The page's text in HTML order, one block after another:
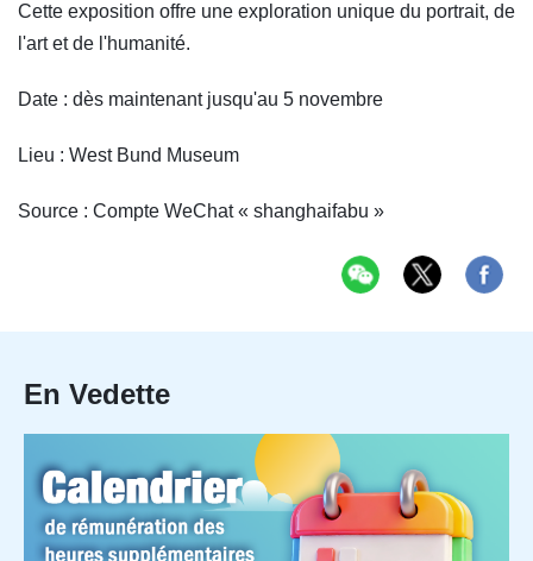
Cette exposition offre une exploration unique du portrait, de
l'art et de l'humanité.
Date : dès maintenant jusqu'au 5 novembre
Lieu : West Bund Museum
Source : Compte WeChat « shanghaifabu »
En Vedette